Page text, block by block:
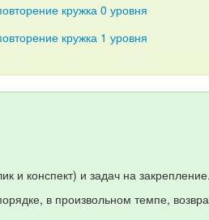
кружка 0 уровня
кружка 1 уровня
и конспект) и задач на закрепление.
в произвольном темпе,